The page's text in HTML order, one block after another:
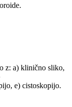
z: a) klinično sliko,
e) cistoskopijo.